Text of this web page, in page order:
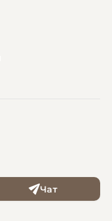
Чат